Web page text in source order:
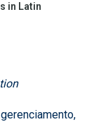
in Latin